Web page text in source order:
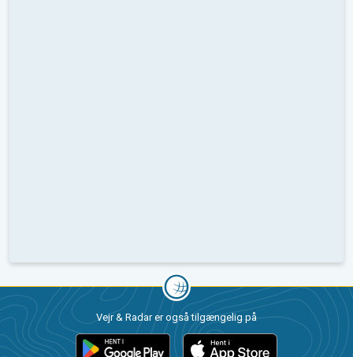
Vejr & Radar er også tilgængelig på